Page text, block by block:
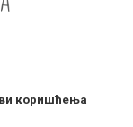
коришћења